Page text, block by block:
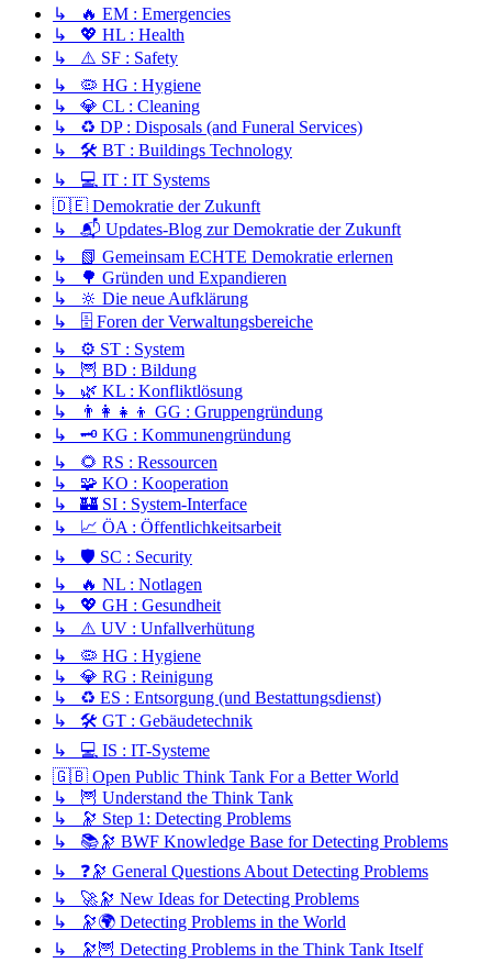
↳ 🔥 EM : Emergencies
↳ 💖 HL : Health
↳ ⚠️ SF : Safety
↳ 🦠 HG : Hygiene
↳ 💎 CL : Cleaning
↳ ♻️ DP : Disposals (and Funeral Services)
↳ 🛠️ BT : Buildings Technology
↳ 💻 IT : IT Systems
🇩🇪 Demokratie der Zukunft
↳ 📬 Updates-Blog zur Demokratie der Zukunft
↳ 📗 Gemeinsam ECHTE Demokratie erlernen
↳ 🌳 Gründen und Expandieren
↳ 🔆 Die neue Aufklärung
↳ 🗄️ Foren der Verwaltungsbereiche
↳ ⚙️ ST : System
↳ 🦉 BD : Bildung
↳ 🌿 KL : Konfliktlösung
↳ 👨‍👩‍👧‍👦 GG : Gruppengründung
↳ 🗝️ KG : Kommunengründung
↳ 🌻 RS : Ressourcen
↳ 🧩 KO : Kooperation
↳ 🏰 SI : System-Interface
↳ 📈 ÖA : Öffentlichkeitsarbeit
↳ 🛡️ SC : Security
↳ 🔥 NL : Notlagen
↳ 💖 GH : Gesundheit
↳ ⚠️ UV : Unfallverhütung
↳ 🦠 HG : Hygiene
↳ 💎 RG : Reinigung
↳ ♻️ ES : Entsorgung (und Bestattungsdienst)
↳ 🛠️ GT : Gebäudetechnik
↳ 💻 IS : IT-Systeme
🇬🇧 Open Public Think Tank For a Better World
↳ 🦉 Understand the Think Tank
↳ 🔭 Step 1: Detecting Problems
↳ 📚🔭 BWF Knowledge Base for Detecting Problems
↳ ❓🔭 General Questions About Detecting Problems
↳ 🚀🔭 New Ideas for Detecting Problems
↳ 🔭🌍 Detecting Problems in the World
↳ 🔭🦉 Detecting Problems in the Think Tank Itself